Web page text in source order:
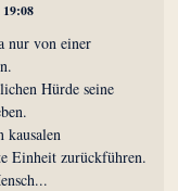
nur von einer
Hürde seine
kausalen
Einheit zurückführen.